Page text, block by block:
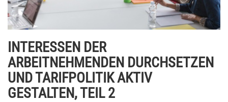
INTERESSEN DER
ARBEITNEHMENDEN DURCHSETZEN
UND TARIFPOLITIK AKTIV
GESTALTEN, TEIL 2